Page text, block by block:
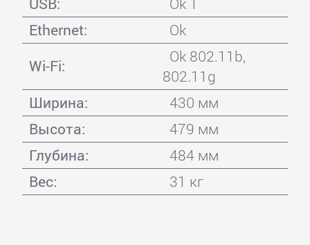
Ethernet:
Ok
Wi-Fi:
Ok 802.11b,
802.11g
Ширина:
430 мм
Высота:
479 мм
Глубина:
484 мм
Вес:
31 кг